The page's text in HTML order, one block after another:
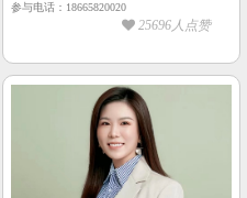
参与电话：18665820020
25696人点赞